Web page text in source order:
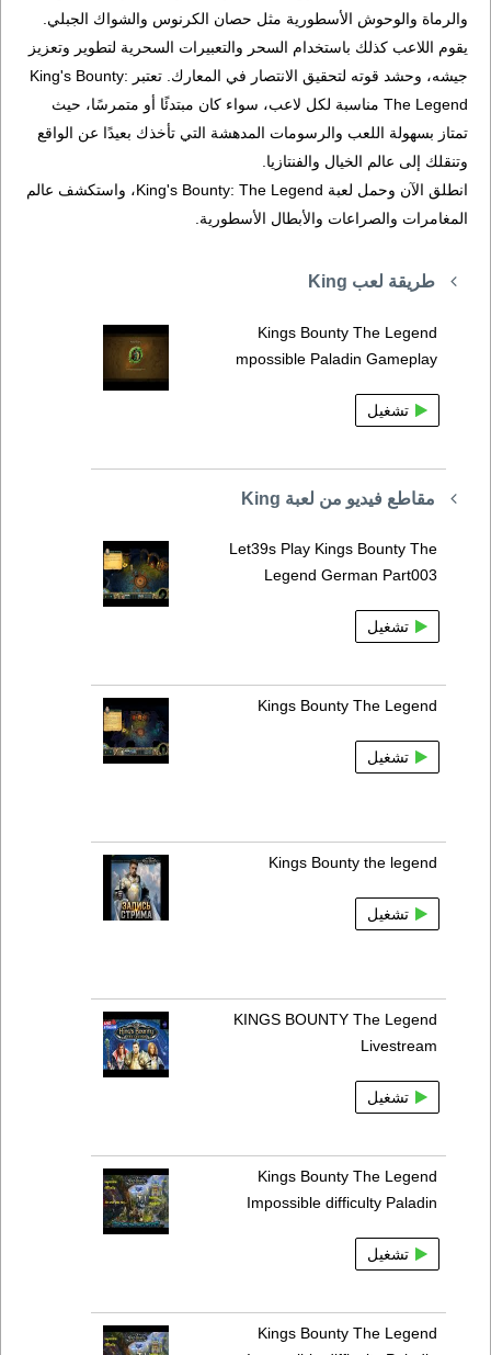
والرماة والوحوش الأسطورية مثل حصان الكرنوس والشواك الجبلي.
يقوم اللاعب كذلك باستخدام السحر والتعبيرات السحرية لتطوير وتعزيز
جيشه، وحشد قوته لتحقيق الانتصار في المعارك. تعتبر King's Bounty:
The Legend مناسبة لكل لاعب، سواء كان مبتدئًا أو متمرسًا، حيث
تمتاز بسهولة اللعب والرسومات المدهشة التي تأخذك بعيدًا عن الواقع
وتنقلك إلى عالم الخيال والفنتازيا.
انطلق الآن وحمل لعبة King's Bounty: The Legend، واستكشف عالم
المغامرات والصراعات والأبطال الأسطورية.
طريقة لعب King
Kings Bounty The Legend
mpossible Paladin Gameplay
تشغيل
مقاطع فيديو من لعبة King
Let39s Play Kings Bounty The
Legend German Part003
تشغيل
Kings Bounty The Legend
تشغيل
Kings Bounty the legend
تشغيل
KINGS BOUNTY The Legend
Livestream
تشغيل
Kings Bounty The Legend
Impossible difficulty Paladin
تشغيل
Kings Bounty The Legend